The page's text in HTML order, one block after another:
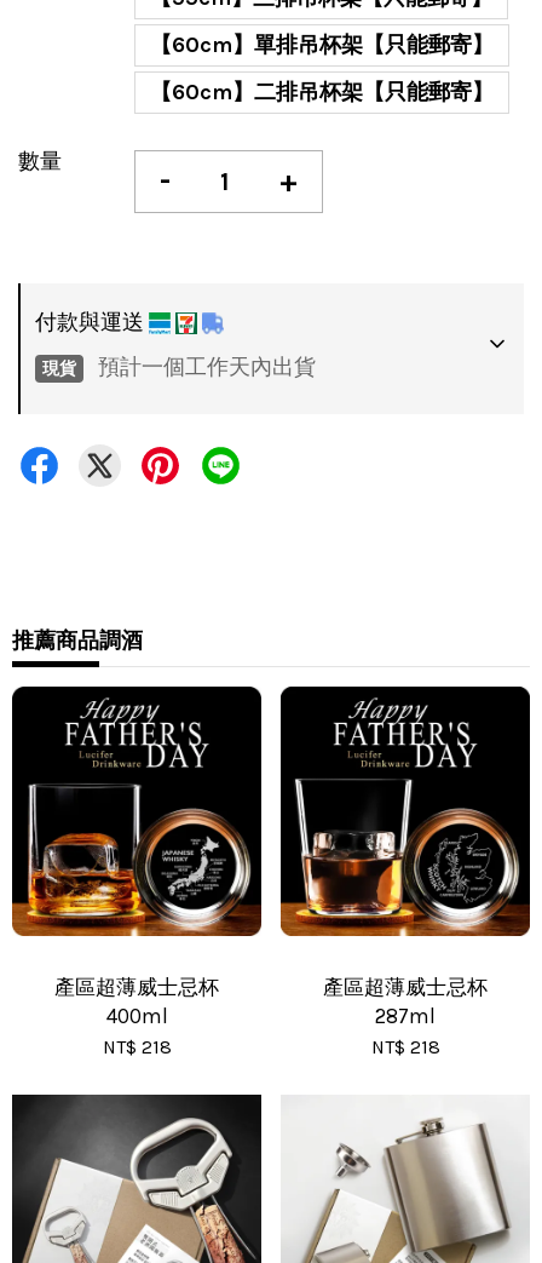
【60cm】單排吊杯架【只能郵寄】
【60cm】二排吊杯架【只能郵寄】
數量
- +
付款與運送
現貨 預計一個工作天內出貨
•超商 / 宅配貨到付款
•7-11 - 運費 60 元，NT 600 享免運
•全家 - 運費 60 元，NT 600 享免運
新竹物流 - 運費 80 元
黑貓(包裹90cm以下) - 運費 170 元
• 黑貓(包裹91~120cm) - 運費 210 元
•黑貓(包裹121~150cm以下) - 運費 250 元
推薦商品調酒
產區超薄威士忌杯
400ml
NT$ 218
產區超薄威士忌杯
287ml
NT$ 218